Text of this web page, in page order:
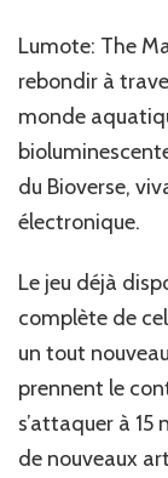
‎Lumote: The
rebondir à
monde
du Bioverse,
électronique.‎
‎Le jeu déjà
complète de
un tout
prennent le
s’attaquer à
de nouveaux